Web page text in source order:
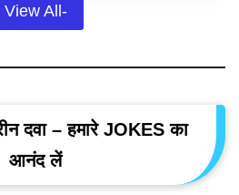
View All-
दवा – हमारे JOKES का
आनंद लें